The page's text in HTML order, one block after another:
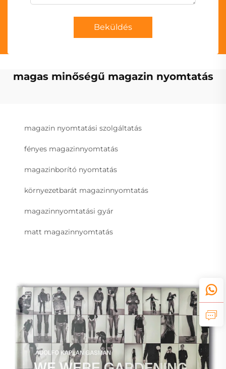
Beküldés
magas minőségű magazin nyomtatás
magazin nyomtatási szolgáltatás
fényes magazinnyomtatás
magazinborító nyomtatás
környezetbarát magazinnyomtatás
magazinnyomtatási gyár
matt magazinnyomtatás